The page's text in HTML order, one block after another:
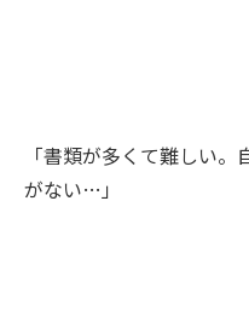
「書類が多くて難しい
がない…」